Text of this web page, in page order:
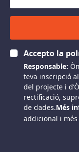
Accepto la
Responsable:
teva inscripció
del projecte i
rectificació,
de dades.Més
addicional i